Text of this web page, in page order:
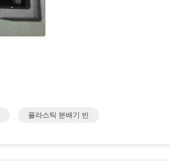
플라스틱 분배기 빈